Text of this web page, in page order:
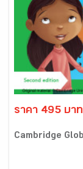
ราคา 495 บาท
Cambridge